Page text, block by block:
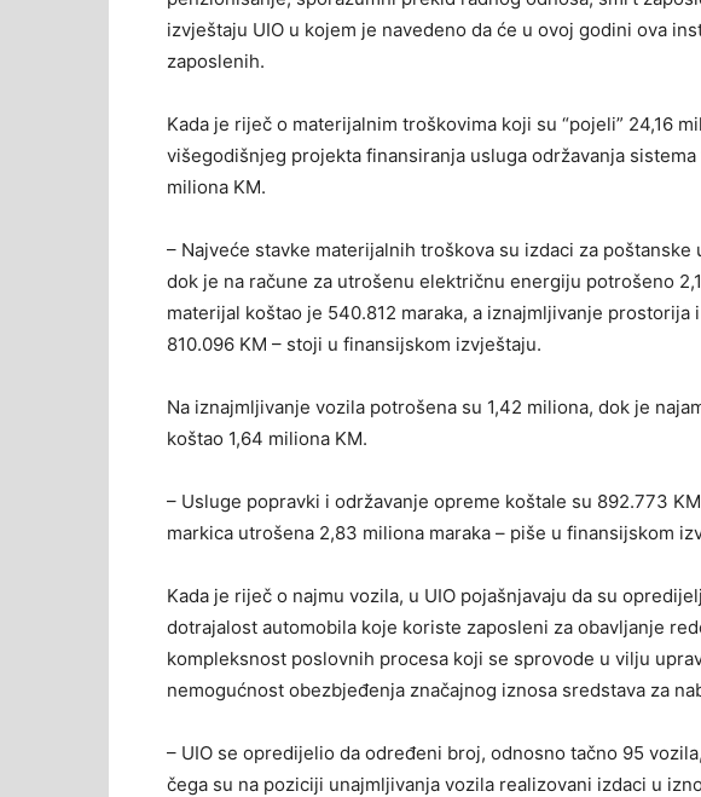
izvještaju UIO u kojem je navedeno da će u ovoj godini ova
zaposlenih.
Kada je riječ o materijalnim troškovima koji su “pojeli” 24,16
višegodišnjeg projekta finansiranja usluga održavanja
miliona KM.
– Najveće stavke materijalnih troškova su izdaci za poštanske
dok je na račune za utrošenu električnu energiju potrošeno
materijal koštao je 540.812 maraka, a iznajmljivanje
810.096 KM – stoji u finansijskom izvještaju.
Na iznajmljivanje vozila potrošena su 1,42 miliona, dok je
koštao 1,64 miliona KM.
– Usluge popravki i održavanje opreme koštale su 892.773
markica utrošena 2,83 miliona maraka – piše u finansijskom
Kada je riječ o najmu vozila, u UIO pojašnjavaju da su
dotrajalost automobila koje koriste zaposleni za obavljanje
kompleksnost poslovnih procesa koji se sprovode u vilju
nemogućnost obezbjeđenja značajnog iznosa sredstava za
– UIO se opredijelio da određeni broj, odnosno tačno 95
čega su na poziciji unajmljivanja vozila realizovani izdaci u